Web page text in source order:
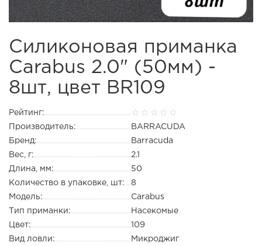
Силиконовая приманка
Carabus 2.0" (50мм) -
8шт, цвет BR109
Рейтинг:
Производитель:
BARRACUDA
Бренд:
Barracuda
Вес, г:
2.1
Длина, мм:
50
Количество в упаковке, шт:
8
Модель:
Carabus
Тип приманки:
Насекомые
Цвет:
109
Вид ловли:
Микроджиг